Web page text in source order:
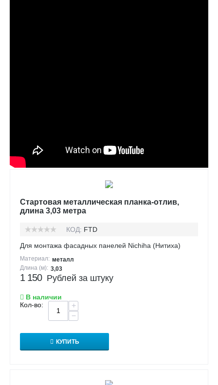
Стартовая металлическая планка-отлив,
длина 3,03 метра
КОД: FTD
Для монтажа фасадных панелей Nichiha (Нитиха)
Материал: металл
Длина (м): 3,03
1 150 Рублей за штуку
В наличии
Кол-во:
+
−
КУПИТЬ